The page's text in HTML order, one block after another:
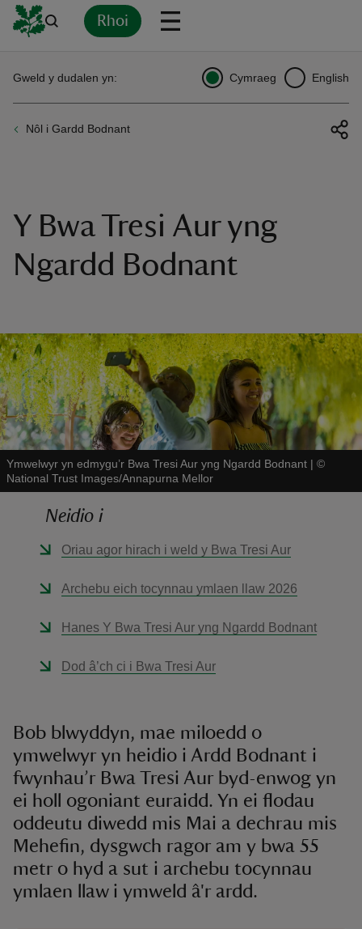
Rhoi
Nôl i Gardd Bodnant
Gweld y dudalen yn: Cymraeg English
Y Bwa Tresi Aur yng
Ngardd Bodnant
Ymwelwyr yn edmygu’r Bwa Tresi Aur yng Ngardd Bodnant | ©
National Trust Images/Annapurna Mellor
Neidio i
Oriau agor hirach i weld y Bwa Tresi Aur
Archebu eich tocynnau ymlaen llaw 2026
Hanes Y Bwa Tresi Aur yng Ngardd Bodnant
Dod â’ch ci i Bwa Tresi Aur
Bob blwyddyn, mae miloedd o
ymwelwyr yn heidio i Ardd Bodnant i
fwynhau’r Bwa Tresi Aur byd-enwog yn
ei holl ogoniant euraidd. Yn ei flodau
oddeutu diwedd mis Mai a dechrau mis
Mehefin, dysgwch ragor am y bwa 55
metr o hyd a sut i archebu tocynnau
ymlaen llaw i ymweld â'r ardd.